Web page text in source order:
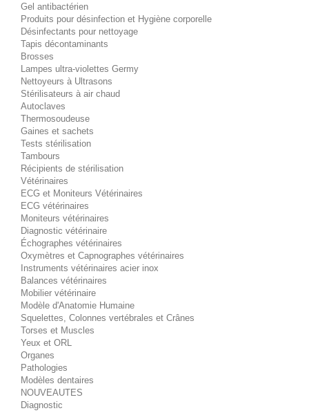
Gel antibactérien
Produits pour désinfection et Hygiène corporelle
Désinfectants pour nettoyage
Tapis décontaminants
Brosses
Lampes ultra-violettes Germy
Nettoyeurs à Ultrasons
Stérilisateurs à air chaud
Autoclaves
Thermosoudeuse
Gaines et sachets
Tests stérilisation
Tambours
Récipients de stérilisation
Vétérinaires
ECG et Moniteurs Vétérinaires
ECG vétérinaires
Moniteurs vétérinaires
Diagnostic vétérinaire
Échographes vétérinaires
Oxymètres et Capnographes vétérinaires
Instruments vétérinaires acier inox
Balances vétérinaires
Mobilier vétérinaire
Modèle d'Anatomie Humaine
Squelettes, Colonnes vertébrales et Crânes
Torses et Muscles
Yeux et ORL
Organes
Pathologies
Modèles dentaires
NOUVEAUTES
Diagnostic